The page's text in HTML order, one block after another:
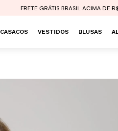
FRETE GRÁTIS BRASIL ACIMA DE
CASACOS VESTIDOS BLUSAS